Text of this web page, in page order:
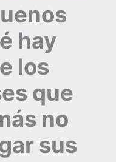
hay
los
que
no
sus